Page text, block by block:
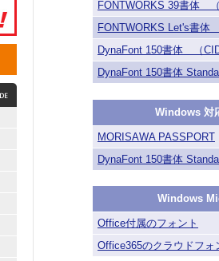
FONTWORKS 39書体
FONTWORKS Let's書体
DynaFont 150書体 （
DynaFont 150書体
Windows 対
MORISAWA PASSPORT
DynaFont 150書体
Windows
Office付属のフォント
Office365のクラウドフォ